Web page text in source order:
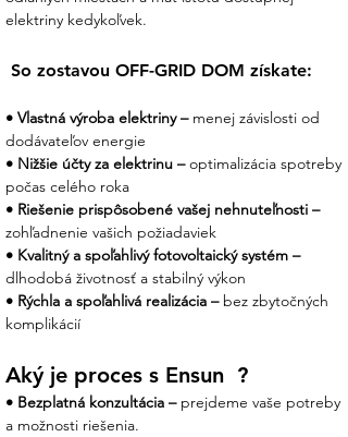
batérie s nízkonapäťovým rozsahom
(40–60 V).
zobrazenie výkonu, stavu batérie a tokov
priamo na paneli.
Pokročilý manažment: Integrované porty
CAN, RS485 a RS232 zabezpečujú
bezproblémovú komunikáciu s BMS
batérií a diaľkový monitoring.
Vysoká odolnosť: Certifikácia IP65 a
široký teplotný rozsah zaručujú
spoľahlivosť aj pri vonkajšej inštalácii.
Smart funkcie: Podpora funkcie "Time-of-
Use" (využívanie energie podľa tarify) a
budúce rozšírenie výkonu.
Komplexný bezpečnostný systém:
elektriny kedykoľvek.
So zostavou OFF-GRID DOM získate:
• Vlastná výroba elektriny – menej závislosti od
dodávateľov energie
• Nižšie účty za elektrinu – optimalizácia spotreby
počas celého roka
• Riešenie prispôsobené vašej nehnuteľnosti –
zohľadnenie vašich požiadaviek
• Kvalitný a spoľahlivý fotovoltaický systém –
dlhodobá životnosť a stabilný výkon
• Rýchla a spoľahlivá realizácia – bez zbytočných
komplikácií
Aký je proces s Ensun  ?
• Bezplatná konzultácia – prejdeme vaše potreby
a možnosti riešenia.